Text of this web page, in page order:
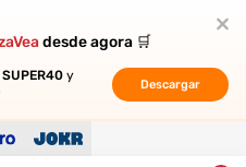
desde agora 🛒
SUPER40 y
Descargar
desde agora 🛒
SUPER40 y
Descargar